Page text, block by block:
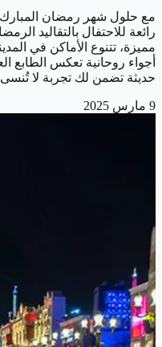
رائعة للاحتفال بالتقاليد
مميزة، تتنوع الأماكن في
أجواء روحانية تعكس الطابع
حديثة تضمن لك تجربة لا
9 مارس 2025